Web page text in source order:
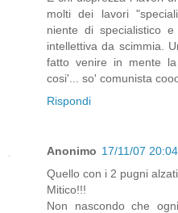
molti dei lavori
niente di specialistico
intellettiva da scimmia.
fatto venire in mente
cosi'... so' comunista
Rispondi
Anonimo 17/11/07 20:04
Quello con i 2 pugni
Mitico!!!
Non nascondo che